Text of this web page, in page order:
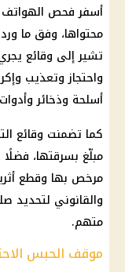
أسفر فحص الهواتف
محتواها، وفق ما
تشير إلى وقائع
واحتجاز وتعذيب
أسلحة وذخائر
كما تضمنت وقائع
مبلّغ بسرقتها،
مرخص بها وقطع
والقانوني لتحديد
متهم.
موقف الحبس